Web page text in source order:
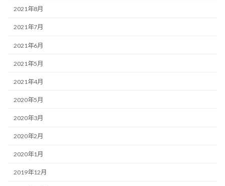
2021年8月
2021年7月
2021年6月
2021年5月
2021年4月
2020年5月
2020年3月
2020年2月
2020年1月
2019年12月